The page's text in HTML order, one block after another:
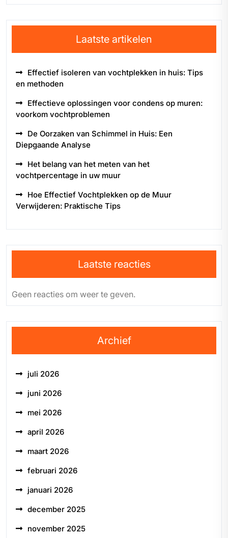
Laatste artikelen
Effectief isoleren van vochtplekken in huis: Tips
en methoden
Effectieve oplossingen voor condens op muren:
voorkom vochtproblemen
De Oorzaken van Schimmel in Huis: Een
Diepgaande Analyse
Het belang van het meten van het
vochtpercentage in uw muur
Hoe Effectief Vochtplekken op de Muur
Verwijderen: Praktische Tips
Laatste reacties
Geen reacties om weer te geven.
Archief
juli 2026
juni 2026
mei 2026
april 2026
maart 2026
februari 2026
januari 2026
december 2025
november 2025